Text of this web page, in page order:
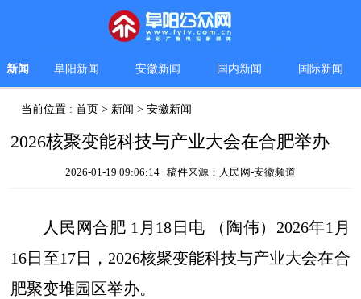
新闻 阜阳新闻 安徽新闻 国内新闻 国际新闻
当前位置 :首页 > 新闻 >安徽新闻
2026核聚变能科技与产业大会在合肥举办
2026-01-19 09:06:14 稿件来源：人民网-安徽频道
人民网合肥 1月18日电 （陶伟）2026年1月
16日至17日，2026核聚变能科技与产业大会在合
肥聚变堆园区举办。